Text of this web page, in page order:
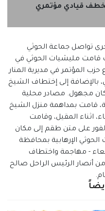
قيادي مؤتمري
تواصل جماعة الحوثي
قامت مليشيات الحوثي في
المؤتمر في مديرية المنار
بالإضافة إلى إختطاف الشيخ
مجهول. مصادر محلية
قامت بمداهمة منزل الشيخ
اثناء المقيل، وقامت
على متن طقم إلى مكان
الإرهابية بمحافظة
- مهاجمة واختطاف
أنصار الرئيس الراحل صالح